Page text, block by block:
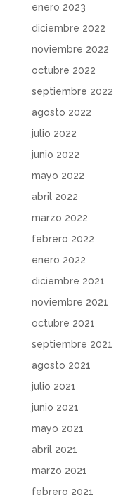
enero 2023
diciembre 2022
noviembre 2022
octubre 2022
septiembre 2022
agosto 2022
julio 2022
junio 2022
mayo 2022
abril 2022
marzo 2022
febrero 2022
enero 2022
diciembre 2021
noviembre 2021
octubre 2021
septiembre 2021
agosto 2021
julio 2021
junio 2021
mayo 2021
abril 2021
marzo 2021
febrero 2021